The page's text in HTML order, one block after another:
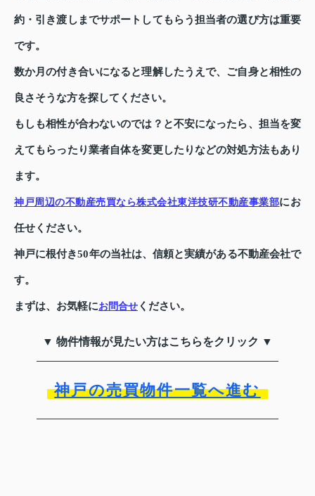
約・引き渡しまでサポートしてもらう担当者の選び方は重要
です。
数か月の付き合いになると理解したうえで、ご自身と相性の
良さそうな方を探してください。
もしも相性が合わないのでは？と不安になったら、担当を変
えてもらったり業者自体を変更したりなどの対処方法もあり
ます。
神戸周辺の不動産売買なら株式会社東洋技研不動産事業部にお
任せください。
神戸に根付き50年の当社は、信頼と実績がある不動産会社で
す。
まずは、お気軽にお問合せ ください。
▼ 物件情報が見たい方はこちらをクリック ▼
神戸の売買物件一覧へ進む